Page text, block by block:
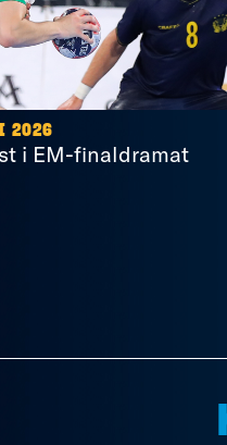
2026
i EM-finaldramat